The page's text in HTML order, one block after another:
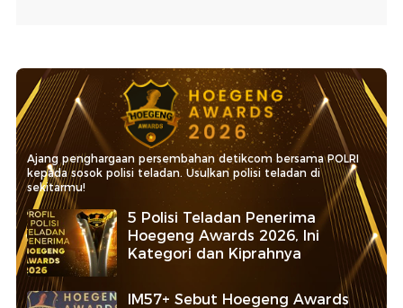
Ajang penghargaan persembahan detikcom bersama POLRI
kepada sosok polisi teladan. Usulkan polisi teladan di
sekitarmu!
5 Polisi Teladan Penerima
Hoegeng Awards 2026, Ini
Kategori dan Kiprahnya
IM57+ Sebut Hoegeng Awards